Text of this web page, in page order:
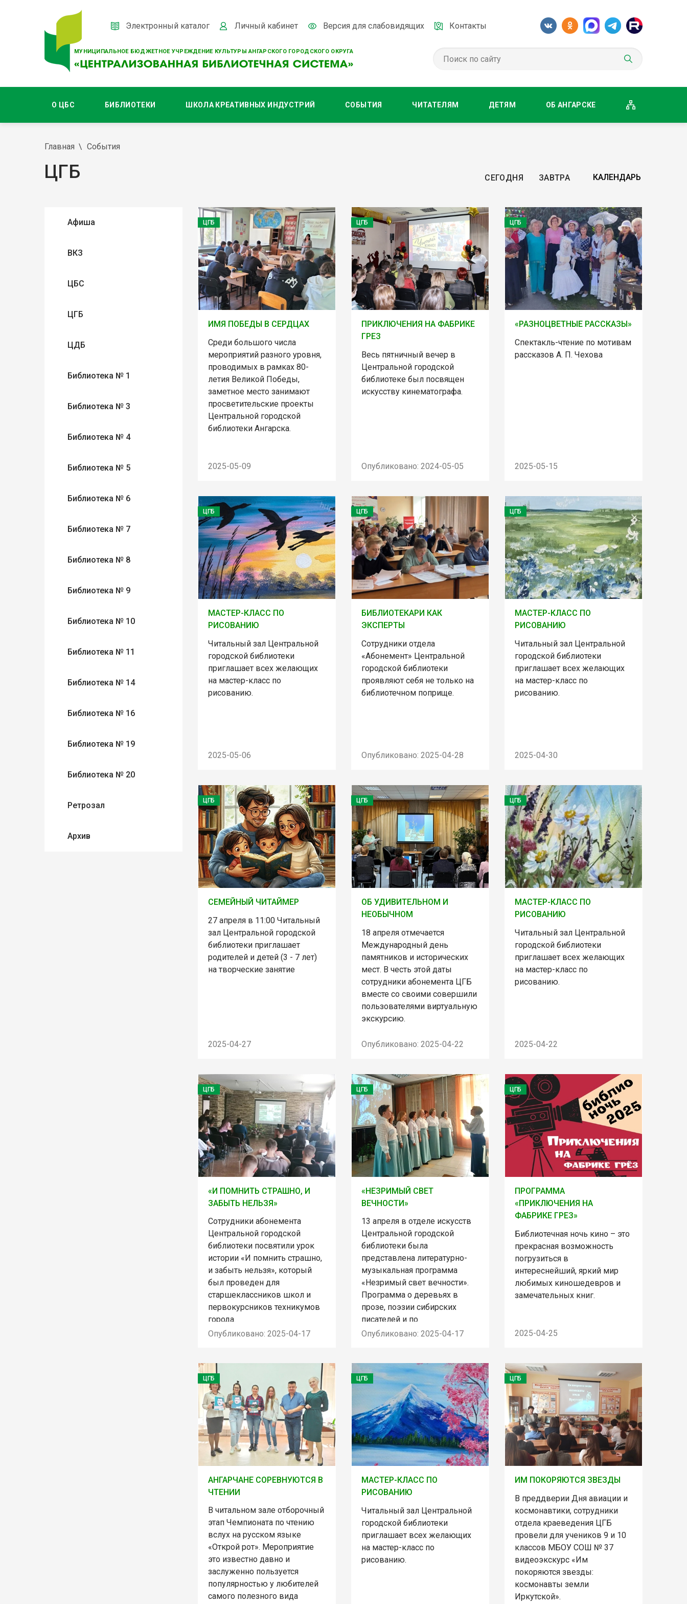
МУНИЦИПАЛЬНОЕ БЮДЖЕТНОЕ УЧРЕЖДЕНИЕ КУЛЬТУРЫ АНГАРСКОГО ГОРОДСКОГО ОКРУГА
Электронный каталог Личный кабинет Версия для слабовидящих Контакты
О ЦБС БИБЛИОТЕКИ ШКОЛА КРЕАТИВНЫХ ИНДУСТРИЙ СОБЫТИЯ ЧИТАТЕЛЯМ ДЕТЯМ ОБ АНГАРСКЕ
Главная События
ЦГБ СЕГОДНЯ ЗАВТРА
Афиша
ВКЗ
ЦБС
ЦГБ
ЦДБ
Библиотека № 1
Библиотека № 3
Библиотека № 4
Библиотека № 5
Библиотека № 6
Библиотека № 7
Библиотека № 8
Библиотека № 9
Библиотека № 10
Библиотека № 11
Библиотека № 14
Библиотека № 16
Библиотека № 19
Библиотека № 20
Ретрозал
Архив
ЦГБ
ИМЯ ПОБЕДЫ В СЕРДЦАХ
Среди большого числа
мероприятий разного уровня,
проводимых в рамках 80-
летия Великой Победы,
заметное место занимают
просветительские проекты
Центральной городской
библиотеки Ангарска.
2025-05-09
ЦГБ
ПРИКЛЮЧЕНИЯ НА ФАБРИКЕ
ГРЕЗ
Весь пятничный вечер в
Центральной городской
библиотеке был посвящен
искусству кинематографа.
Опубликовано: 2024-05-05
ЦГБ
«РАЗНОЦВЕТНЫЕ РАССКАЗЫ»
Спектакль-чтение по мотивам
рассказов А. П. Чехова
2025-05-15
ЦГБ
МАСТЕР-КЛАСС ПО
РИСОВАНИЮ
Читальный зал Центральной
городской библиотеки
приглашает всех желающих
на мастер-класс по
рисованию.
2025-05-06
ЦГБ
БИБЛИОТЕКАРИ КАК
ЭКСПЕРТЫ
Сотрудники отдела
«Абонемент» Центральной
городской библиотеки
проявляют себя не только на
библиотечном поприще.
Опубликовано: 2025-04-28
ЦГБ
МАСТЕР-КЛАСС ПО
РИСОВАНИЮ
Читальный зал Центральной
городской библиотеки
приглашает всех желающих
на мастер-класс по
рисованию.
2025-04-30
ЦГБ
СЕМЕЙНЫЙ ЧИТАЙМЕР
27 апреля в 11:00 Читальный
зал Центральной городской
библиотеки приглашает
родителей и детей (3 - 7 лет)
на творческие занятие
2025-04-27
ЦГБ
ОБ УДИВИТЕЛЬНОМ И
НЕОБЫЧНОМ
18 апреля отмечается
Международный день
памятников и исторических
мест. В честь этой даты
сотрудники абонемента ЦГБ
вместе со своими совершили
пользователями виртуальную
экскурсию.
Опубликовано: 2025-04-22
ЦГБ
МАСТЕР-КЛАСС ПО
РИСОВАНИЮ
Читальный зал Центральной
городской библиотеки
приглашает всех желающих
на мастер-класс по
рисованию.
2025-04-22
ЦГБ
«И ПОМНИТЬ СТРАШНО, И
ЗАБЫТЬ НЕЛЬЗЯ»
Сотрудники абонемента
Центральной городской
библиотеки посвятили урок
истории «И помнить страшно,
и забыть нельзя», который
был проведен для
старшеклассников школ и
первокурсников техникумов
города.
Опубликовано: 2025-04-17
ЦГБ
«НЕЗРИМЫЙ СВЕТ
ВЕЧНОСТИ»
13 апреля в отделе искусств
Центральной городской
библиотеки была
представлена литературно-
музыкальная программа
«Незримый свет вечности».
Программа о деревьях в
прозе, поэзии сибирских
писателей и по
Опубликовано: 2025-04-17
ЦГБ
ПРОГРАММА
«ПРИКЛЮЧЕНИЯ НА
ФАБРИКЕ ГРЕЗ»
Библиотечная ночь кино – это
прекрасная возможность
погрузиться в
интереснейший, яркий мир
любимых киношедевров и
замечательных книг.
2025-04-25
ЦГБ
АНГАРЧАНЕ СОРЕВНУЮТСЯ В
ЧТЕНИИ
В читальном зале отборочный
этап Чемпионата по чтению
вслух на русском языке
«Открой рот». Мероприятие
это известно давно и
заслуженно пользуется
популярностью у любителей
самого полезного вида
ЦГБ
МАСТЕР-КЛАСС ПО
РИСОВАНИЮ
Читальный зал Центральной
городской библиотеки
приглашает всех желающих
на мастер-класс по
рисованию.
ЦГБ
ИМ ПОКОРЯЮТСЯ ЗВЕЗДЫ
В преддверии Дня авиации и
космонавтики, сотрудники
отдела краеведения ЦГБ
провели для учеников 9 и 10
классов МБОУ СОШ № 37
видеоэкскурс «Им
покоряются звезды:
космонавты земли
Иркутской».